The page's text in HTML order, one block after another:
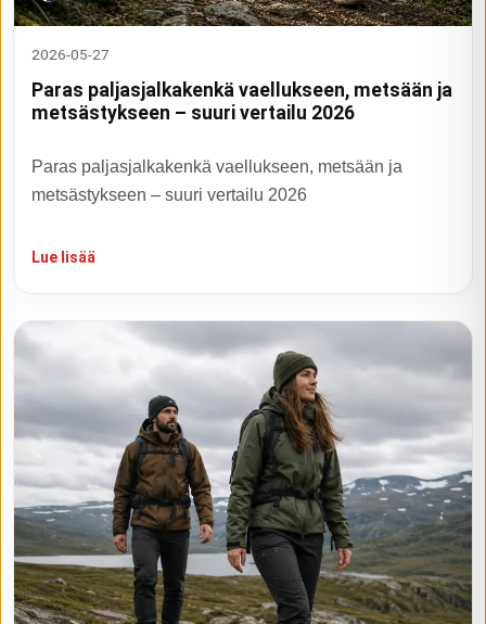
2026-05-27
Paras paljasjalkakenkä vaellukseen, metsään ja
metsästykseen – suuri vertailu 2026
Paras paljasjalkakenkä vaellukseen, metsään ja
metsästykseen – suuri vertailu 2026
Lue lisää